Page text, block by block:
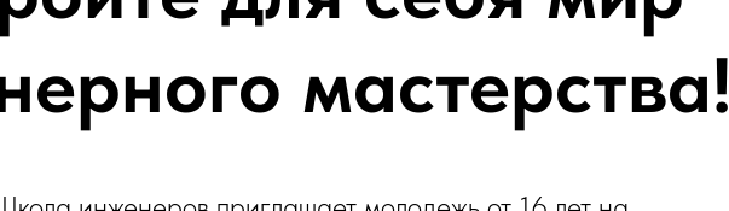
мастерства!